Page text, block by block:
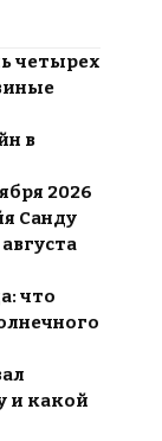
четырех
в
2026
Санду
что
и какой